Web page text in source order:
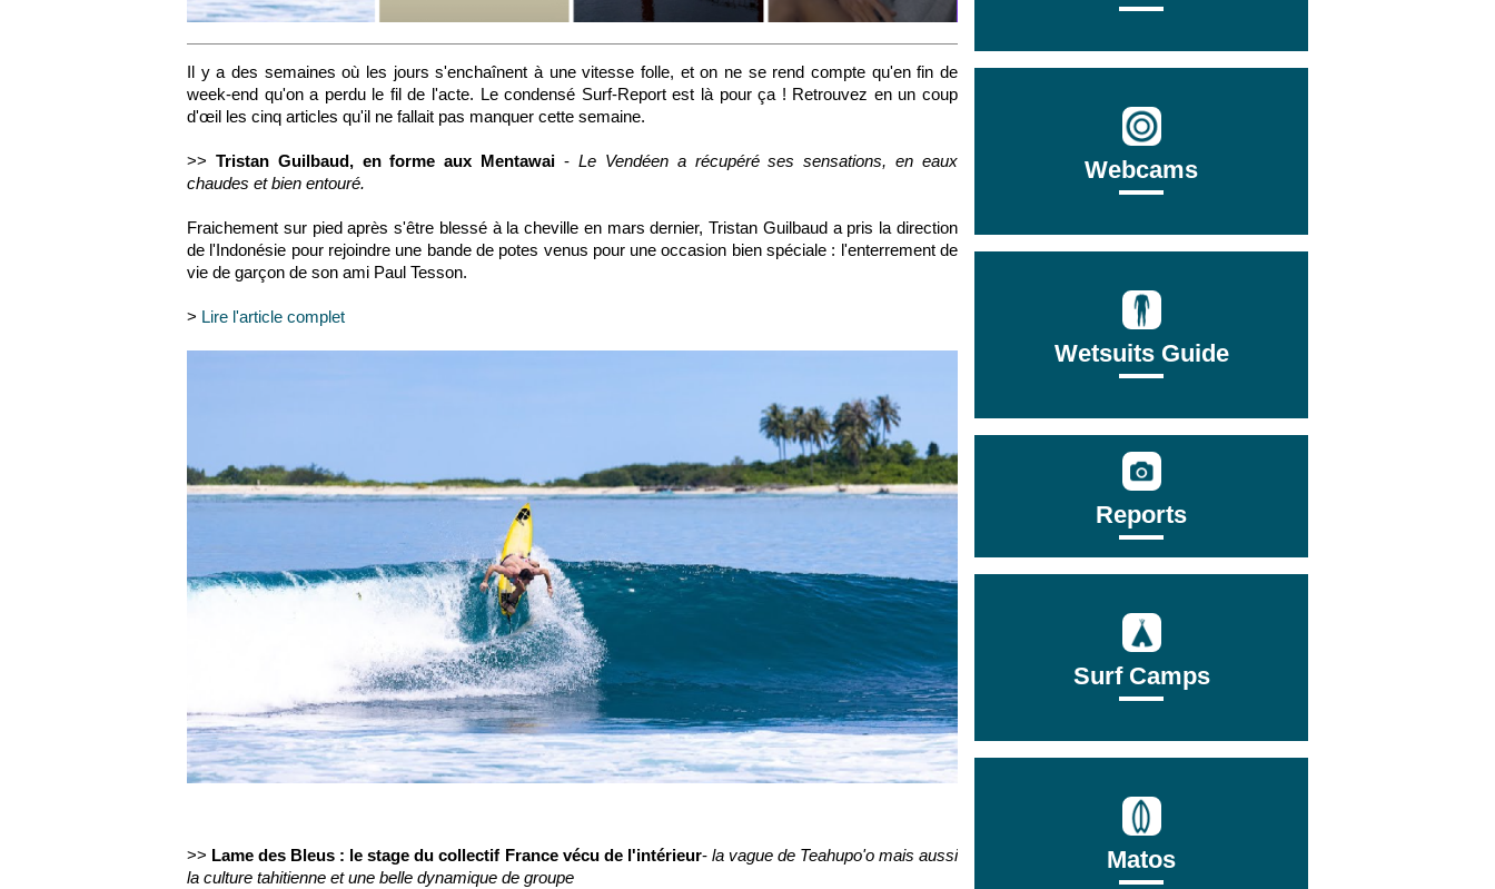
Il y a des semaines où les jours s'enchaînent à une vitesse folle, et on ne se rend compte qu'en fin de
week-end qu'on a perdu le fil de l'acte. Le condensé Surf-Report est là pour ça ! Retrouvez en un coup
d'œil les cinq articles qu'il ne fallait pas manquer cette semaine.
>> Tristan Guilbaud, en forme aux Mentawai- Le Vendéen a récupéré ses sensations, en eaux
chaudes et bien entouré.
Fraichement sur pied après s'être blessé à la cheville en mars dernier,Tristan Guilbauda pris la direction
de l'Indonésie pour rejoindre une bande de potes venus pour une occasion bien spéciale : l'enterrement de
vie de garçon de son ami Paul Tesson.
> Lire l'article complet
>> Lame des Bleus : le stage du collectif France vécu de l'intérieur-la vague de Teahupo'o mais aussi
la culture tahitienne et une belle dynamique de groupe
Webcams
Wetsuits Guide
Reports
Surf Camps
Matos